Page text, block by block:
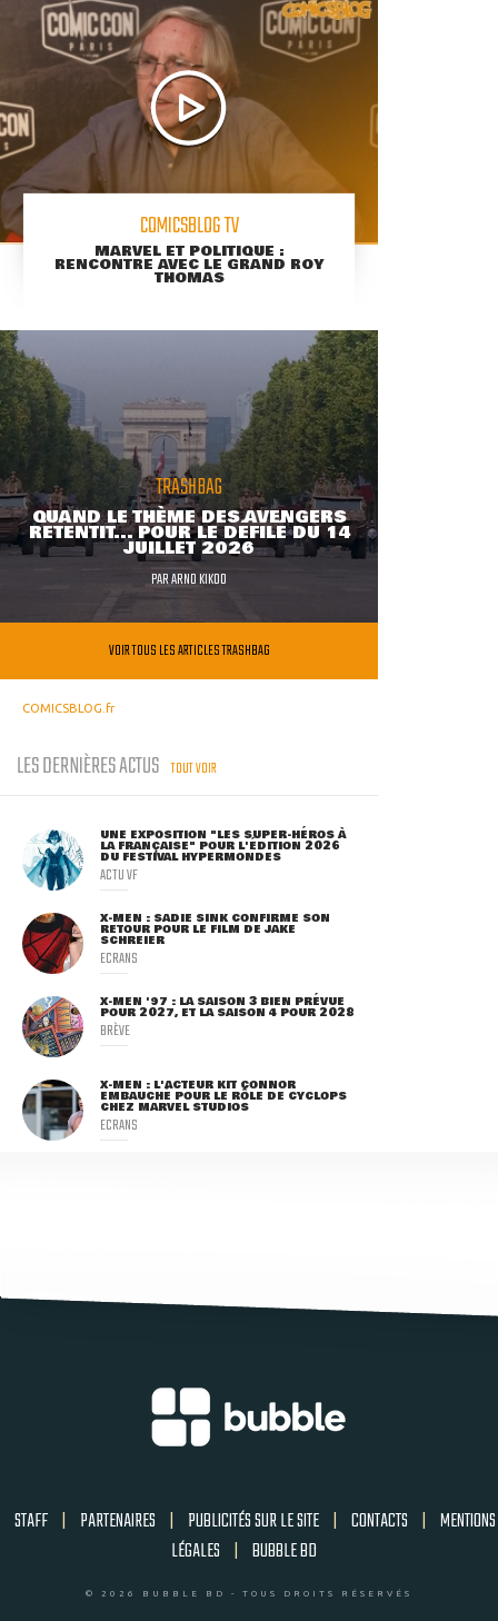
COMICSBLOG TV
MARVEL ET POLITIQUE :
RENCONTRE AVEC LE GRAND ROY
THOMAS
TRASHBAG
QUAND LE THÈME DES AVENGERS
RETENTIT... POUR LE DÉFILÉ DU 14
JUILLET 2026
PARARNO KIKOO
VOIR TOUS LES ARTICLES TRASHBAG
COMICSBLOG.fr
LES DERNIÈRES ACTUS TOUT VOIR
UNE EXPOSITION "LES SUPER-HÉROS À
LA FRANÇAISE" POUR L'ÉDITION 2026
DU FESTIVAL HYPERMONDES
ACTU VF
X-MEN : SADIE SINK CONFIRME SON
RETOUR POUR LE FILM DE JAKE
SCHREIER
ECRANS
X-MEN '97 : LA SAISON 3 BIEN PRÉVUE
POUR 2027, ET LA SAISON 4 POUR 2028
BRÈVE
X-MEN : L'ACTEUR KIT CONNOR
EMBAUCHÉ POUR LE RÔLE DE CYCLOPS
CHEZ MARVEL STUDIOS
ECRANS
STAFF | PARTENAIRES | PUBLICITÉS SUR LE SITE | CONTACTS | MENTIONS
LÉGALES | BUBBLE BD
© 2026 BUBBLE BD - TOUS DROITS RÉSERVÉS